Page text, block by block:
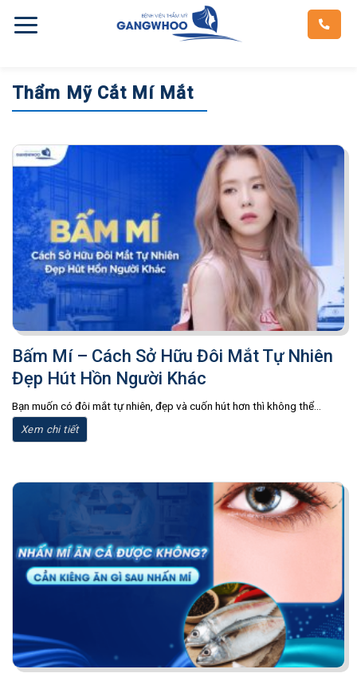
Thẩm Mỹ Cắt Mí Mắt
Bấm Mí – Cách Sở Hữu Đôi Mắt Tự Nhiên
Đẹp Hút Hồn Người Khác
Bạn muốn có đôi mắt tự nhiên, đẹp và cuốn hút hơn thì không thể...
Xem chi tiết